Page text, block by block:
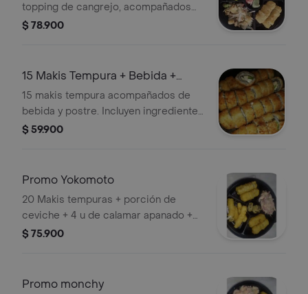
topping de cangrejo, acompañados
de ensalada de pulpo. Incluye jengibre
$ 78.900
15 Makis Tempura + Bebida +
Postre
15 makis tempura acompañados de
bebida y postre. Incluyen ingredientes
como pollo y aguacate.
$ 59.900
Promo Yokomoto
20 Makis tempuras + porción de
ceviche + 4 u de calamar apanado +
postre gratis .
$ 75.900
Promo monchy